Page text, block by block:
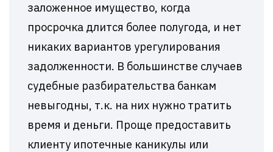
заложенное имущество, когда
просрочка длится более полугода, и нет
никаких вариантов урегулирования
задолженности. В большинстве случаев
судебные разбирательства банкам
невыгодны, т.к. на них нужно тратить
время и деньги. Проще предоставить
клиенту ипотечные каникулы или